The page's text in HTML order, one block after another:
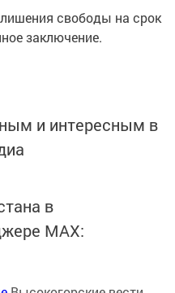
свободы на срок
заключение.
и интересным в
в
MАХ: